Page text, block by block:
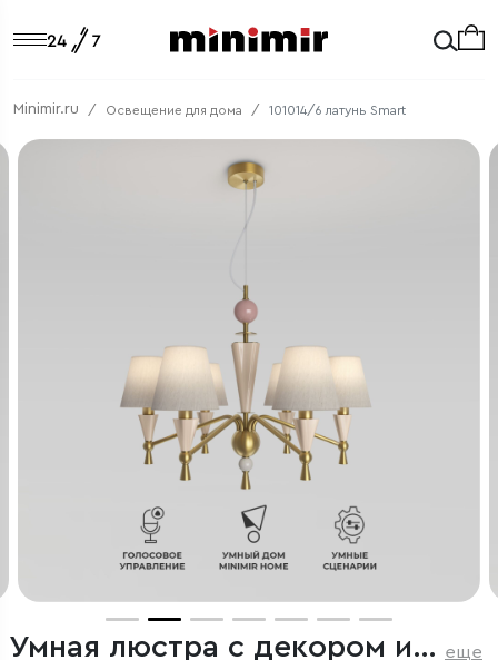
Minimir.ru Освещение для дома 101014/6 латунь Smart
Умная люстра с декором из керамики еще